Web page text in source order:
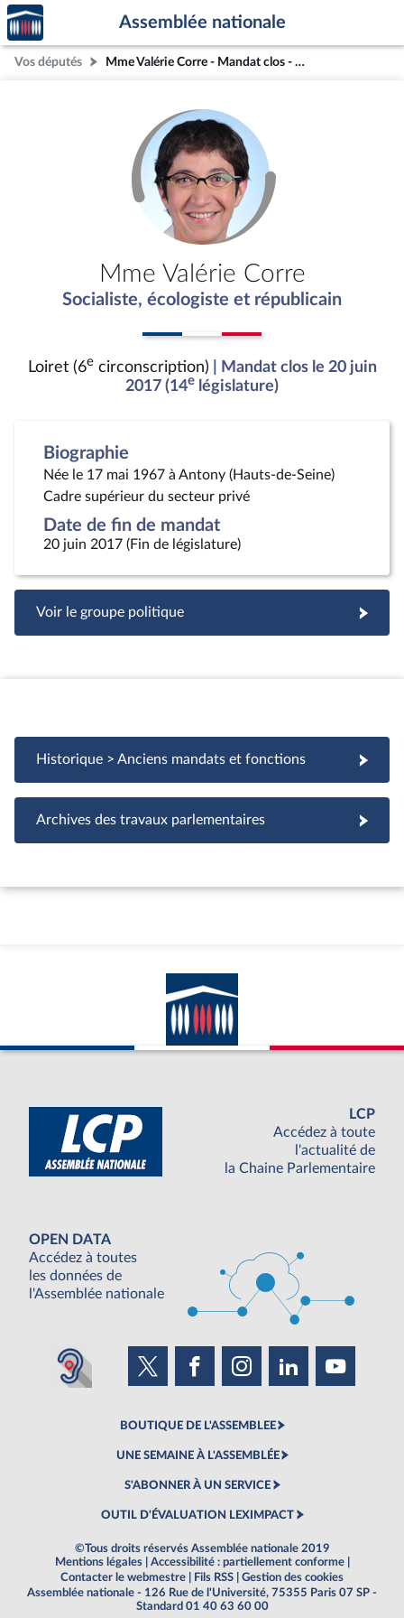
Aller au contenu
Aller en bas de la page
Accèder
à la
page
d'accueil
Assemblée nationale
Vos députés Mme Valérie Corre - Mandat clos - Loiret (6e circonscription)
Mme Valérie Corre
Socialiste, écologiste et républicain
Loiret (6ecirconscription)
| Mandat clos le 20 juin
2017 (14e législature)
Biographie
Née le 17 mai 1967 à Antony (Hauts-de-Seine)
Cadre supérieur du secteur privé
Date de fin de mandat
20 juin 2017 (Fin de législature)
Voir le groupe politique
Historique > Anciens mandats et fonctions
Archives des travaux parlementaires
LCP
Accédez à toute
l'actualité de
la Chaine Parlementaire
OPEN DATA
Accédez à toutes
les données de
l'Assemblée nationale
BOUTIQUE DE L'ASSEMBLEE
UNE SEMAINE À L'ASSEMBLÉE
S'ABONNER À UN SERVICE
OUTIL D'ÉVALUATION LEXIMPACT
©Tous droits réservés Assemblée nationale 2019
Mentions légales
Accessibilité : partiellement conforme
Contacter le webmestre
Fils RSS
Gestion des cookies
Assemblée nationale - 126 Rue de l'Université, 75355 Paris 07 SP -
Standard 01 40 63 60 00